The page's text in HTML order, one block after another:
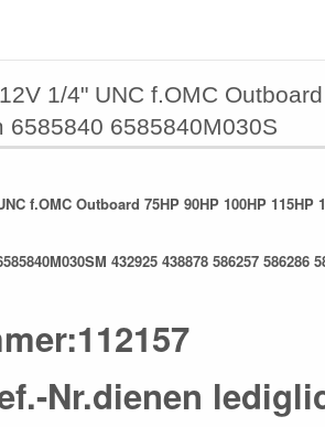
1/4" UNC f.OMC
6585840 6585840M030S
f.OMC Outboard 75HP 90HP 100HP 115HP
432925 438878 586257 586286
Nr.dienen